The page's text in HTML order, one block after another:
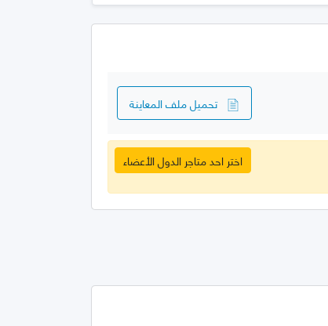
تحميل ملف المعاينة
اختر احد متاجر الدول الأعضاء